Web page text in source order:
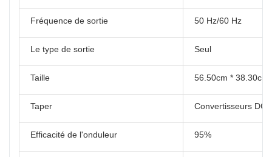
Fréquence de sortie 50 Hz/60 Hz
Le type de sortie Seul
Taille 56.50cm * 38.30cm
Taper Convertisseurs DC/
Efficacité de l'onduleur 95%